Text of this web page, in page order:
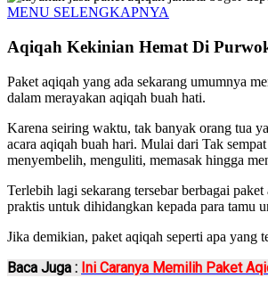
MENU SELENGKAPNYA
Aqiqah Kekinian Hemat Di
Paket aqiqah yang ada sekarang umumnya
dalam merayakan aqiqah buah hati.
Karena seiring waktu, tak banyak orang tua
acara aqiqah buah hari. Mulai dari Tak
menyembelih, menguliti, memasak hingga
Terlebih lagi sekarang tersebar berbagai
praktis untuk dihidangkan kepada para tamu
Jika demikian, paket aqiqah seperti apa yang
Baca Juga : Ini Caranya Memilih Paket